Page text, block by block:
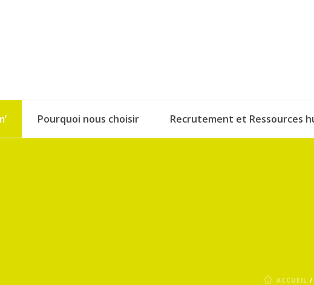
Pourquoi nous choisir Recrutement et Ressources
ACCUEIL /